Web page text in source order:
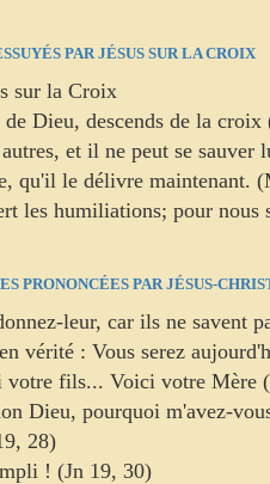
PAR JÉSUS SUR LA CROIX
sur la Croix
Dieu, descends de la
et il ne peut se sauver
qu'il le délivre maintenant.
les humiliations; pour nous
PRONONCÉES PAR JÉSUS-
leur, car ils ne savent
vérité : Vous serez
fils... Voici votre Mère
Dieu, pourquoi m'avez-
28)
! (Jn 19, 30)